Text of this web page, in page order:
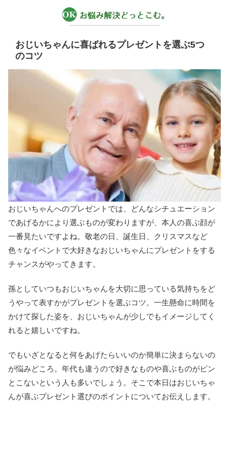
おじいちゃんに喜ばれるプレゼントを選ぶ5つ
のコツ
おじいちゃんへのプレゼントでは、どんなシチュエーション
であげるかにより選ぶものが変わりますが、本人の喜ぶ顔が
一番見たいですよね。敬老の日、誕生日、クリスマスなど
色々なイベントで大好きなおじいちゃんにプレゼントをする
チャンスがやってきます。
孫としていつもおじいちゃんを大切に思っている気持ちをど
うやって表すかがプレゼントを選ぶコツ。一生懸命に時間を
かけて探した姿を、おじいちゃんが少しでもイメージしてく
れると嬉しいですね。
でもいざとなると何をあげたらいいのか簡単に決まらないの
が悩みどころ。年代も違うので好きなものや喜ぶものがピン
とこないという人も多いでしょう。そこで本日はおじいちゃ
んが喜ぶプレゼント選びのポイントについてお伝えします。